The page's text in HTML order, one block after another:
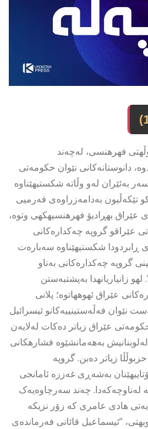
فهرهنسى، لەچەند
دانوستانەکانی نێوان حکومەتی
بەئێران لەو وڵاتە شکستیهێناوە
بەدامەزراوەی فەرمیی
عێراق بهڕادیۆ فهرهنسیهكهى وتوه،
عێراقو گروپە چەکدارەکانی
ڕابردودا شکستیهێناوە سەبارەت
گروپە چەکدارەکانی بەناو
زانیاریانهدا بەپشتبەستن
عێراق ئهوههاتوه؛ پلانی
نێوان فەڵەستینییەکانو ئیسرائیل
عێراق زیاتر دەکات لەلایەن
بەهەمانشێوە فشارهكانى
زیاتر دەبن. گروپە
بەشەڕی غەززە ئامانجی
لەناوچەکەدا. چەند سەرچاوەیەک
هادی عامری کە زۆر نزیکە
“ئیسماعیل قائانی فەرماندەی